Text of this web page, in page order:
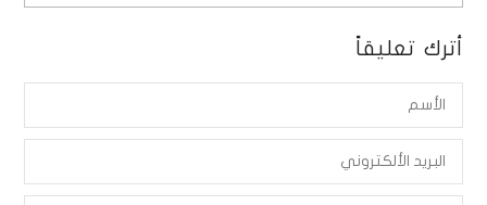
أترك تعليقاً